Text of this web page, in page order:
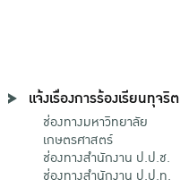
แจ้งเรื่องการร้องเรียนทุจริต
ช่องทางมหาวิทยาลัย
เกษตรศาสตร์
ช่องทางสำนักงาน ป.ป.ช.
ช่องทางสำนักงาน ป.ป.ท.